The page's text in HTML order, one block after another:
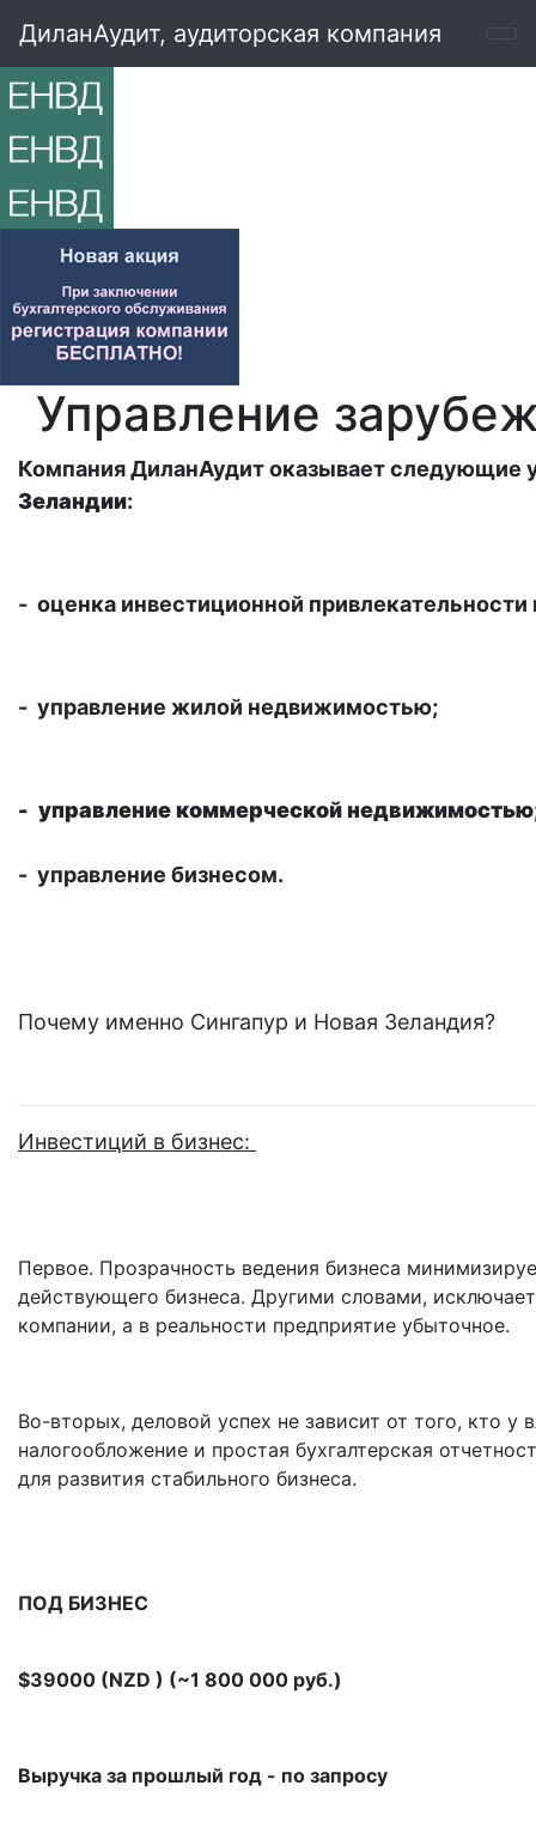
ДиланАудит, аудиторская компания
Управление
Компания ДиланАудит оказывает следующие
Зеландии:
- оценка инвестиционной привлекательности
- управление жилой недвижимостью;
- управление коммерческой
- управление бизнесом.
Почему именно Сингапур и Новая Зеландия?
Инвестиций в бизнес:
Первое. Прозрачность ведения бизнеса
действующего бизнеса. Другими словами,
компании, а в реальности предприятие убыточное.
Во-вторых, деловой успех не зависит от того, кто
налогообложение и простая бухгалтерская
для развития стабильного бизнеса.
ПОД БИЗНЕС
$39000 (NZD ) (~1 800 000 руб.)
Выручка за прошлый год - по запросу